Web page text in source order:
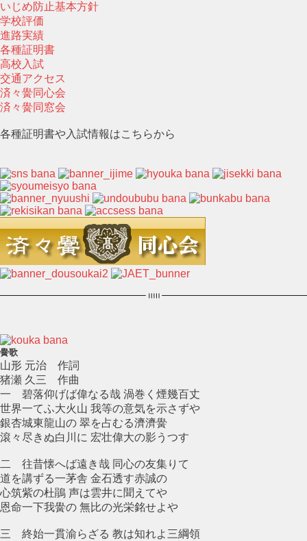
いじめ防止基本方針
学校評価
進路実績
各種証明書
高校入試
交通アクセス
済々黌同心会
済々黌同窓会
各種証明書や入試情報はこちらから
黌歌
山形 元治 作詞
猪瀬 久三 作曲
一 碧落仰げば偉なる哉 渦巻く煙幾百丈
世界一てふ大火山 我等の意気を示さずや
銀杏城東龍山の 翠を占むる濟濟黌
滾々尽きぬ白川に 宏壮偉大の影うつす
二 往昔懐へば遠き哉 同心の友集りて
道を講ずる一茅舎 金石透す赤誠の
心筑紫の杜鵑 声は雲井に聞えてや
恩命一下我黌の 無比の光栄銘せよや
三 終始一貫渝らざる 教は知れよ三綱領